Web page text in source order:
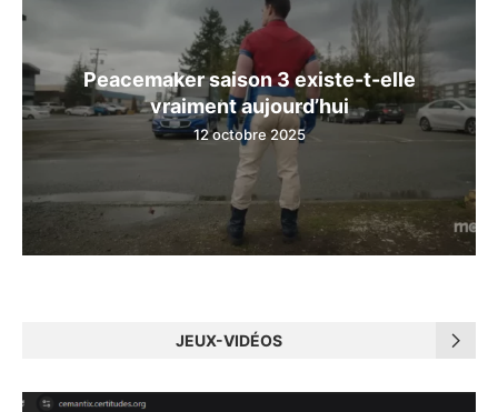
Peacemaker saison 3 existe-t-elle
vraiment aujourd’hui
12 octobre 2025
JEUX-VIDÉOS